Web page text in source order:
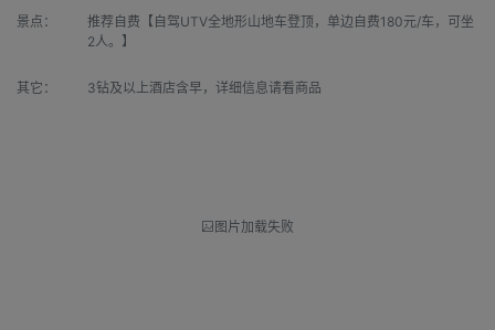
景点：
推荐自费【自驾UTV全地形山地车登顶，单边自费180元/车，可坐
2人。】
其它： 3钻及以上酒店含早，详细信息请看商品
图片加载失败